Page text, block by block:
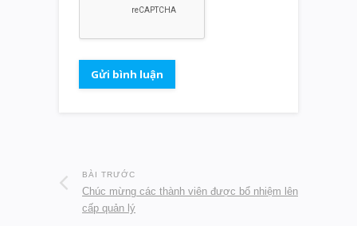
BÀI TRƯỚC
Chúc mừng các thành viên được bổ nhiệm lên
cấp quản lý